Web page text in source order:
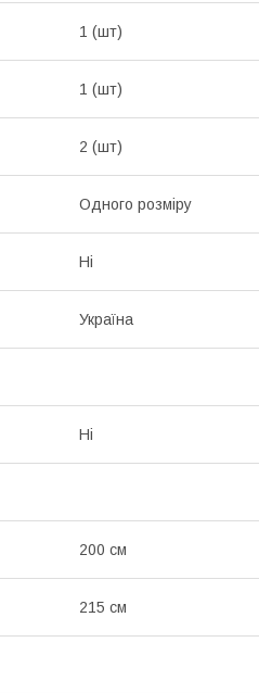
1 (шт)
1 (шт)
2 (шт)
Одного розміру
Ні
Україна
Ні
200 см
215 см